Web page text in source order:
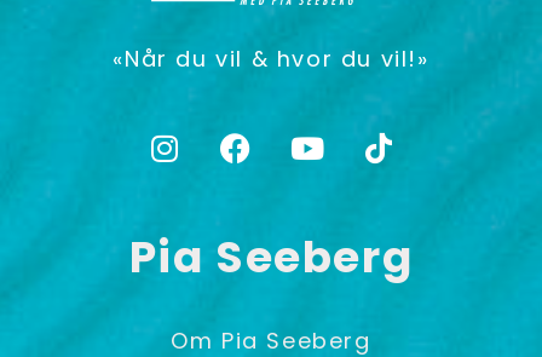
«Når du vil & hvor du vil!»
Pia Seeberg
Om Pia Seeberg